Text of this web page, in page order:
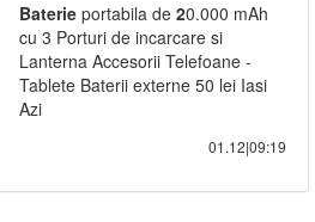
Baterie portabila de 20.000 mAh
cu 3 Porturi de incarcare si
Lanterna Accesorii Telefoane -
Tablete Baterii externe 50 lei Iasi
Azi
01.12|09:19